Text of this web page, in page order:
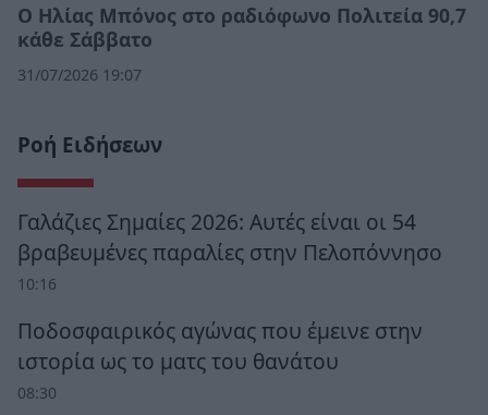
Ο Ηλίας Μπόνος στο ραδιόφωνο Πολιτεία 90,7
κάθε Σάββατο
31/07/2026 19:07
Ροή Ειδήσεων
Γαλάζιες Σημαίες 2026: Αυτές είναι οι 54
βραβευμένες παραλίες στην Πελοπόννησο
10:16
Ποδοσφαιρικός αγώνας που έμεινε στην
ιστορία ως το ματς του θανάτου
08:30